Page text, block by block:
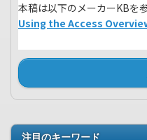
本稿は以下のメーカーKBを
Using the Access
注目のキーワード